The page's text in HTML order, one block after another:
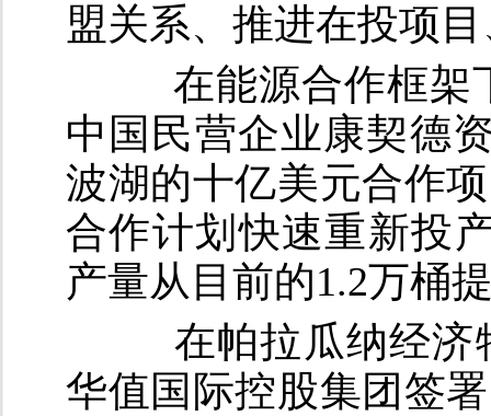
盟关系、推进在投项
在能源合作框架
中国民营企业康契德
波湖的十亿美元合作
合作计划快速重新投
产量从目前的1.2万桶
在帕拉瓜纳经济
华值国际控股集团签